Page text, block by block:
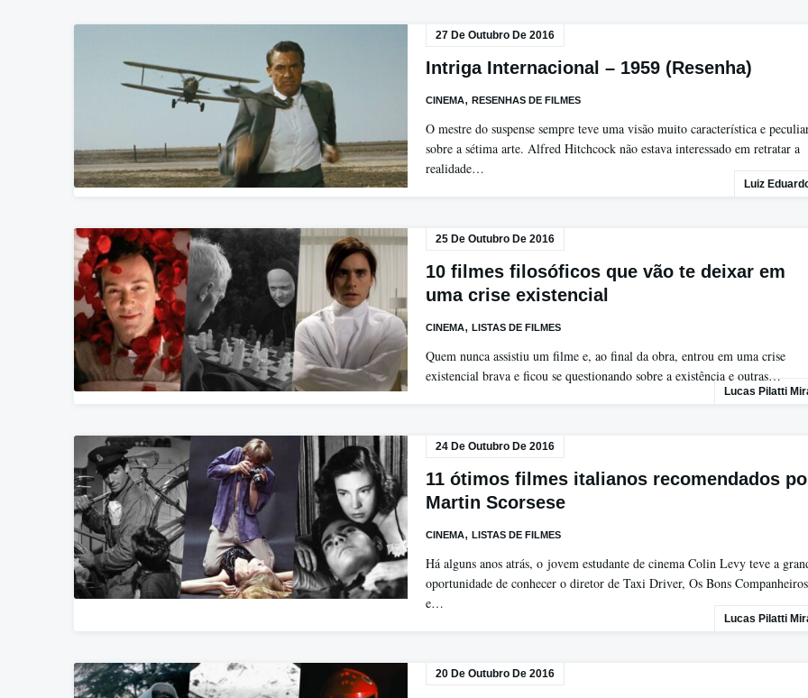
27 De Outubro De 2016
Intriga Internacional – 1959 (Resenha)
CINEMA, RESENHAS DE FILMES
O mestre do suspense sempre teve uma visão muito característica e
sobre a sétima arte. Alfred Hitchcock não estava interessado em retratar a
realidade…
Luiz
25 De Outubro De 2016
10 filmes filosóficos que vão te deixar em
uma crise existencial
CINEMA, LISTAS DE FILMES
Quem nunca assistiu um filme e, ao final da obra, entrou em uma crise
existencial brava e ficou se questionando sobre a existência e outras…
Lucas Pilatti
24 De Outubro De 2016
11 ótimos filmes italianos recomendados
Martin Scorsese
CINEMA, LISTAS DE FILMES
Há alguns anos atrás, o jovem estudante de cinema Colin Levy teve a
oportunidade de conhecer o diretor de Taxi Driver, Os Bons Companheiros
e…
Lucas Pilatti
20 De Outubro De 2016